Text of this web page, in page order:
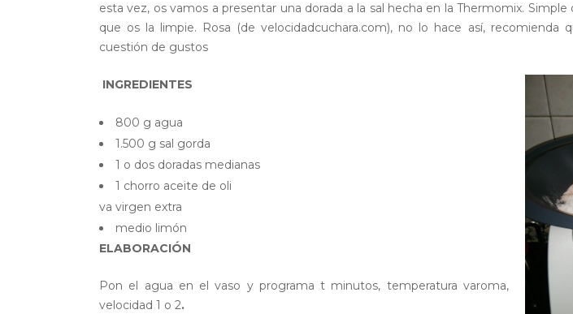
esta vez, os vamos a presentar una dorada a la sal hecha en la Thermomix.
que os la limpie. Rosa (de velocidadcuchara.com), no lo hace así, recomienda
cuestión de gustos
INGREDIENTES
800 g agua
1.500 g sal gorda
1 o dos doradas medianas
1 chorro aceite de oli
va virgen extra
medio limón
ELABORACIÓN
Pon el agua en el vaso y programa t minutos, temperatura varoma,
velocidad 1 o 2.